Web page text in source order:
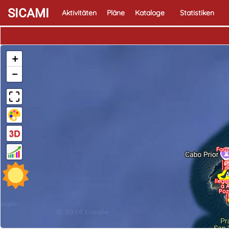
SICAMI Aktivitäten Pläne Kataloge Statistiken
Faro
a
+
−